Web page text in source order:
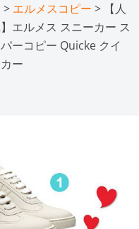
> エルメスコピー > 【人
エルメス スニーカー ス
ーコピー Quicke クイ
ー